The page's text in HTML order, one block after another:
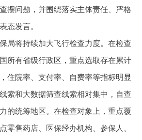
摆问题，并围绕落实主体责任、严格
态发言。
局将持续加大飞行检查力度。在检查
所有省级行政区，重点选取存在累计
住院率、支付率、自费率等指标明显
索和大数据筛查线索相对集中，自查
的统筹地区。在检查对象上，重点覆
零售药店、医保经办机构、参保人、